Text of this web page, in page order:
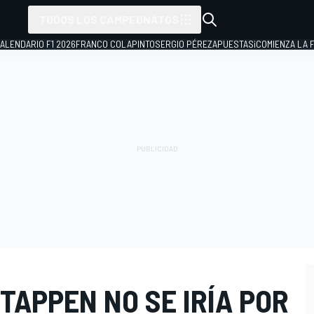
F1 2026FRANCO COLAPINTOSERGIO PÉREZAPUESTAS¡COMIENZA LA
NO SE IRÍA POR